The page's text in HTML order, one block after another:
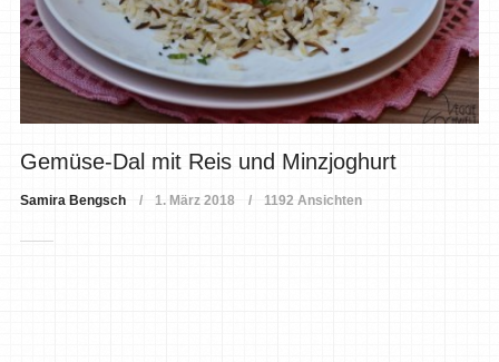
Gemüse-Dal mit Reis und Minzjoghurt
Samira Bengsch 1. März 2018 1192 Ansichten